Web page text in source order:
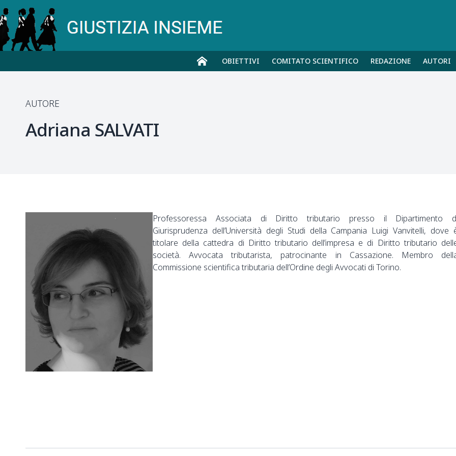
OBIETTIVI COMITATO SCIENTIFICO REDAZIONE AUTORI
AUTORE
Adriana SALVATI
Professoressa Associata di Diritto tributario presso il Dipartimento
Giurisprudenza dell’Università degli Studi della Campania Luigi Vanvitelli, dove
titolare della cattedra di Diritto tributario dell’impresa e di Diritto tributario
società. Avvocata tributarista, patrocinante in Cassazione. Membro
Commissione scientifica tributaria dell’Ordine degli Avvocati di Torino.